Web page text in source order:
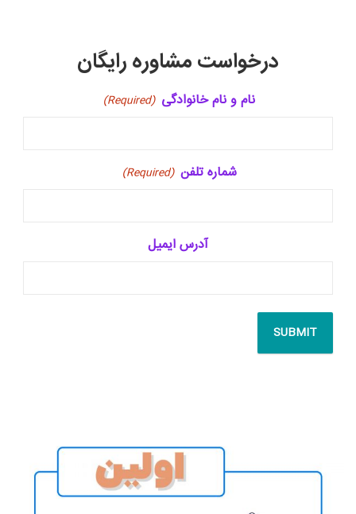
درخواست مشاوره رایگان
نام و نام خانوادگی (Required)
شماره تلفن (Required)
آدرس ایمیل